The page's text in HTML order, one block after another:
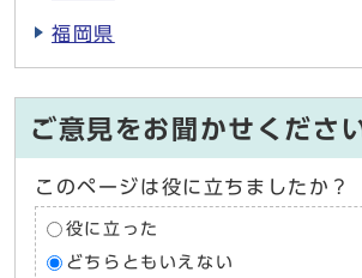
福岡県
ご意見をお聞かせくださ
このページは役に立ちましたか？
役に立った
どちらともいえない